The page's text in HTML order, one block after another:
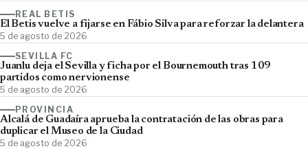
REAL BETIS
El Betis vuelve a fijarse en Fábio Silva para reforzar la delantera
5 de agosto de 2026
SEVILLA FC
Juanlu deja el Sevilla y ficha por el Bournemouth tras 109
partidos como nervionense
5 de agosto de 2026
PROVINCIA
Alcalá de Guadaíra aprueba la contratación de las obras para
duplicar el Museo de la Ciudad
5 de agosto de 2026